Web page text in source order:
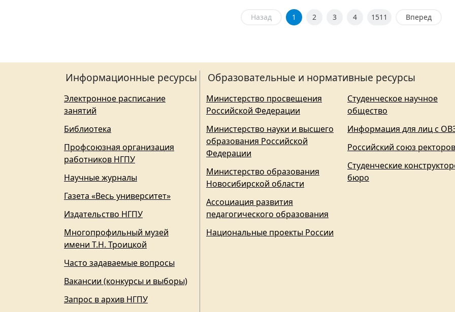
Назад 1 2 3 4 1511 Вперед
Информационные ресурсы
Электронное расписание
занятий
Библиотека
Профсоюзная организация
работников НГПУ
Научные журналы
Газета «Весь университет»
Издательство НГПУ
Многопрофильный музей
имени Т.Н. Троицкой
Часто задаваемые вопросы
Вакансии (конкурсы и выборы)
Запрос в архив НГПУ
Образовательные и нормативные ресурсы
Министерство просвещения
Российской Федерации
Министерство науки и высшего
образования Российской
Федерации
Министерство образования
Новосибирской области
Ассоциация развития
педагогического образования
Национальные проекты России
Студенческое научное
общество
Информация для лиц с
Российский союз ректоров
Студенческие
бюро